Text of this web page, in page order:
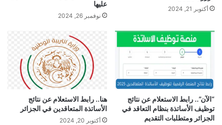
أكتوبر 21, 2024
عليها
نوفمبر 26, 2024
“الآن”.. رابط الاستعلام عن نتائج
توظيف الأساتذة بنظام التعاقد في
الجزائر ومتطلبات التقديم
هنا.. رابط الاستعلام عن نتائج
الأساتذة المتعاقدين في الجزائر
أكتوبر 20, 2024